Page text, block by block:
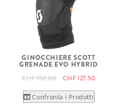
GINOCCHIERE SCOTT
GRENADE EVO HYBRID
CHF 150.00 CHF 127.50
Confronta i Prodotti